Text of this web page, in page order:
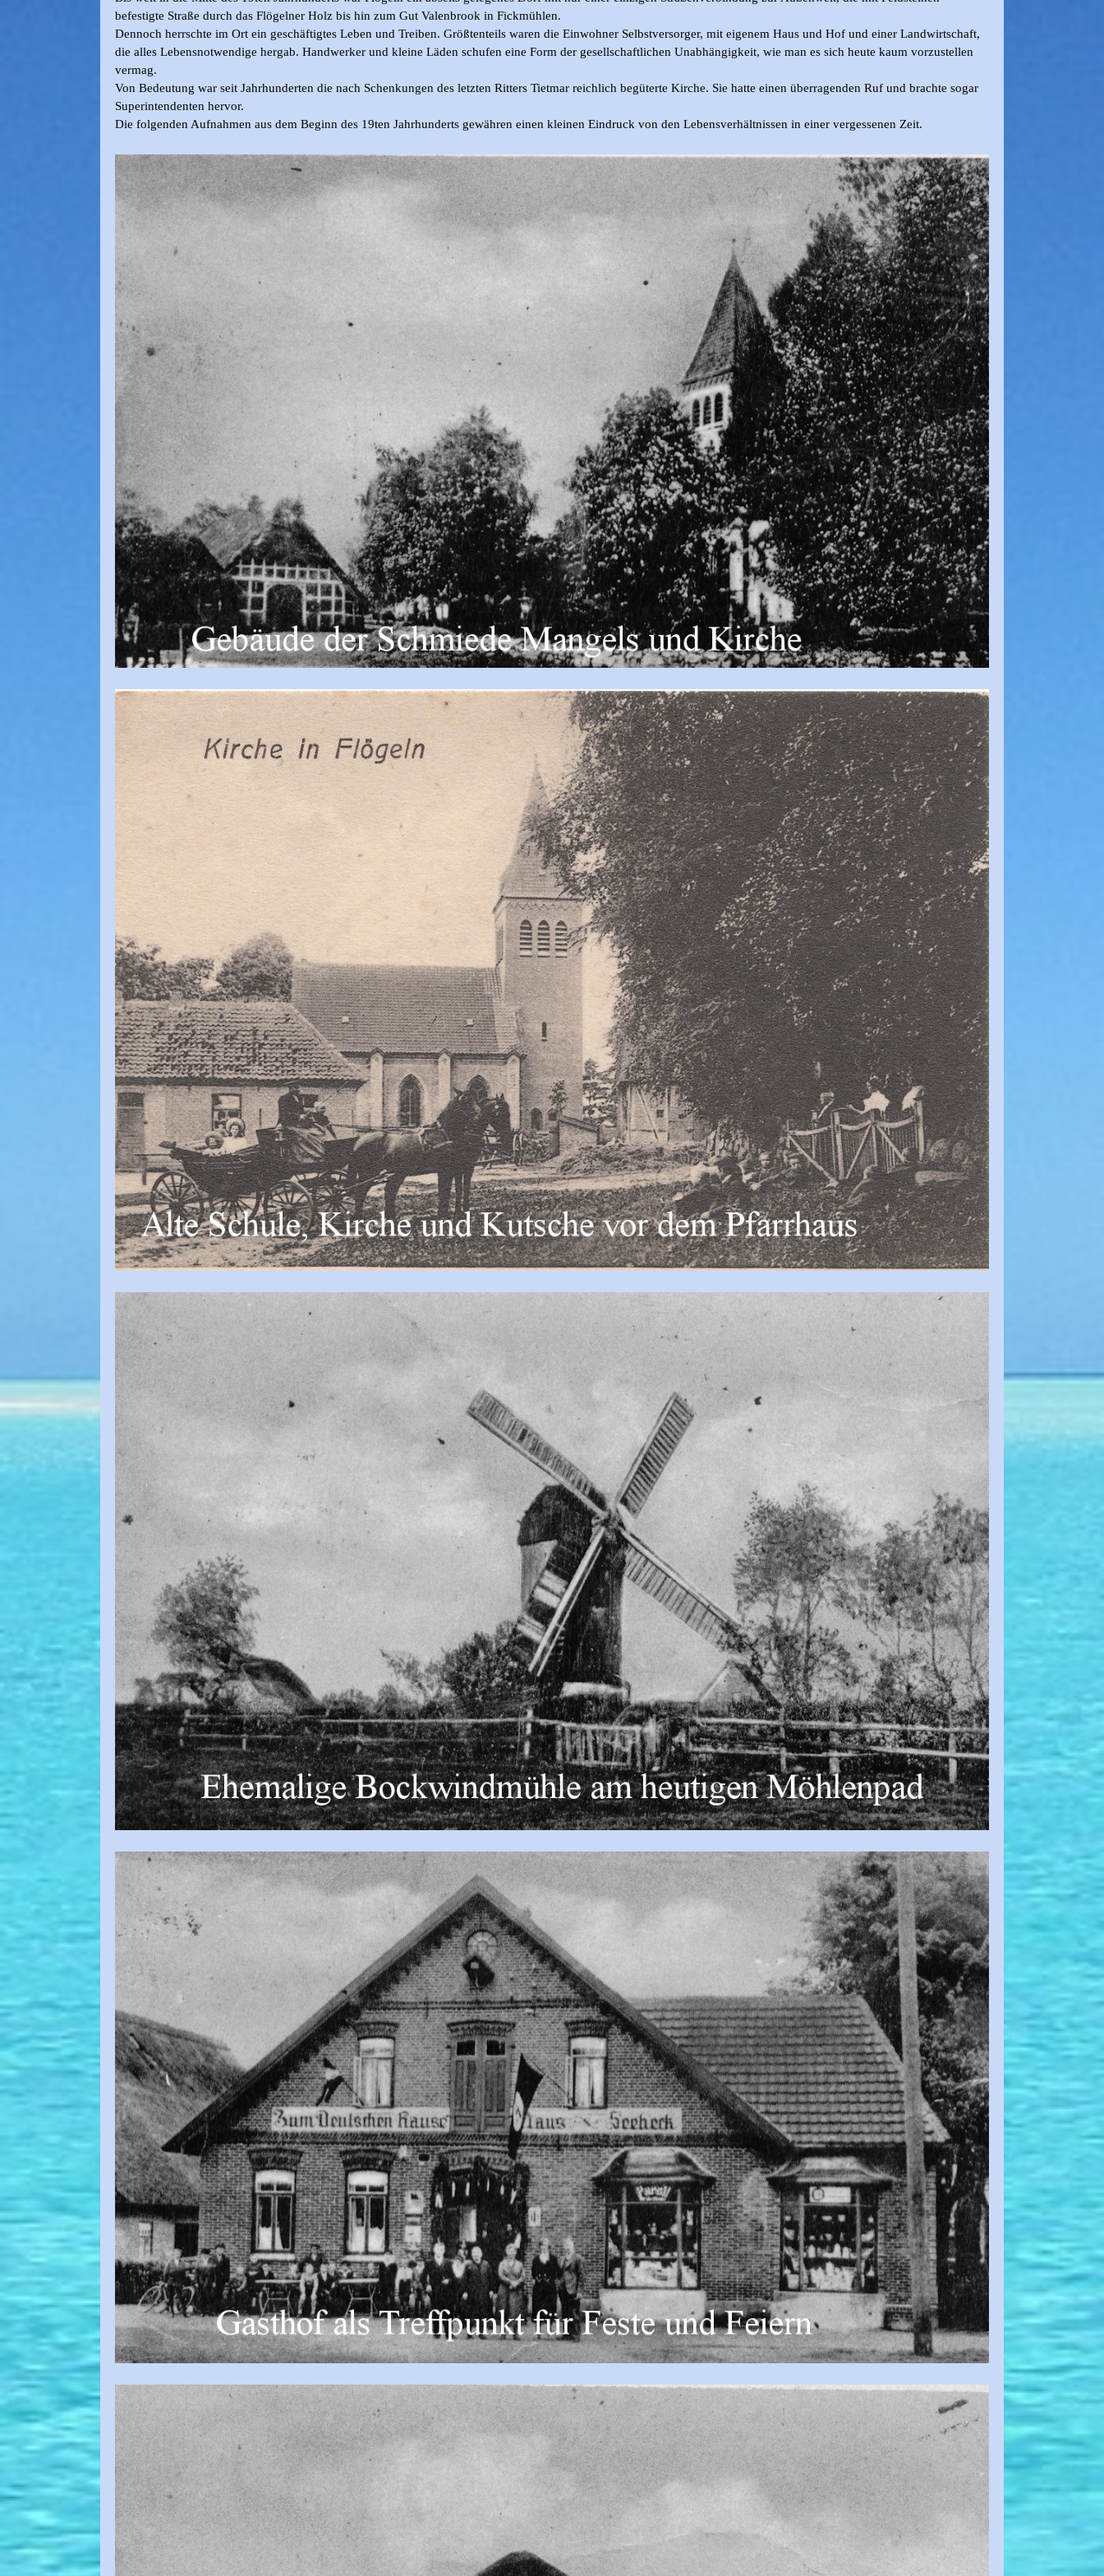
befestigte Straße durch das Flögelner Holz bis hin zum Gut Valenbrook in Fickmühlen.
Dennoch herrschte im Ort ein geschäftigtes Leben und Treiben. Größtenteils waren die Einwohner Selbstversorger, mit eigenem Haus und Hof und einer Landwirtschaft,
die alles Lebensnotwendige hergab. Handwerker und kleine Läden schufen eine Form der gesellschaftlichen Unabhängigkeit, wie man es sich heute kaum vorzustellen
vermag.
Von Bedeutung war seit Jahrhunderten die nach Schenkungen des letzten Ritters Tietmar reichlich begüterte Kirche. Sie hatte einen überragenden Ruf und brachte sogar
Superintendenten hervor.
Die folgenden Aufnahmen aus dem Beginn des 19ten Jahrhunderts gewähren einen kleinen Eindruck von den Lebensverhältnissen in einer vergessenen Zeit.